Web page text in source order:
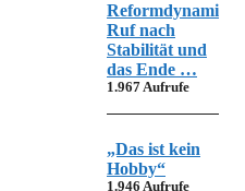
Reformdynamik,
Ruf nach
Stabilität und
das Ende …
1.967 Aufrufe
„Das ist kein
Hobby“
1.946 Aufrufe